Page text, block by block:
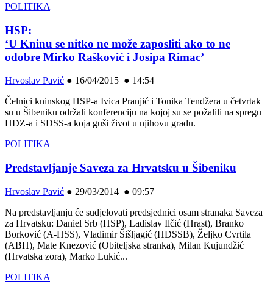
POLITIKA
HSP:
‘U Kninu se nitko ne može zaposliti ako to ne
odobre Mirko Rašković i Josipa Rimac’
Hrvoslav Pavić ● 16/04/2015 ● 14:54
Čelnici kninskog HSP-a Ivica Pranjić i Tonika Tendžera u četvrtak
su u Šibeniku održali konferenciju na kojoj su se požalili na spregu
HDZ-a i SDSS-a koja guši život u njihovu gradu.
POLITIKA
Predstavljanje Saveza za Hrvatsku u Šibeniku
Hrvoslav Pavić ● 29/03/2014 ● 09:57
Na predstavljanju će sudjelovati predsjednici osam stranaka Saveza
za Hrvatsku: Daniel Srb (HSP), Ladislav Ilčić (Hrast), Branko
Borković (A-HSS), Vladimir Šišljagić (HDSSB), Željko Cvrtila
(ABH), Mate Knezović (Obiteljska stranka), Milan Kujundžić
(Hrvatska zora), Marko Lukić...
POLITIKA